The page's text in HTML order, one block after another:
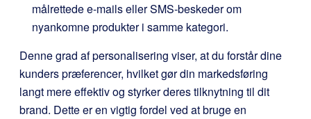
målrettede e-mails eller SMS-beskeder om
nyankomne produkter i samme kategori.
Denne grad af personalisering viser, at du forstår dine
kunders præferencer, hvilket gør din markedsføring
langt mere effektiv og styrker deres tilknytning til dit
brand. Dette er en vigtig fordel ved at bruge en